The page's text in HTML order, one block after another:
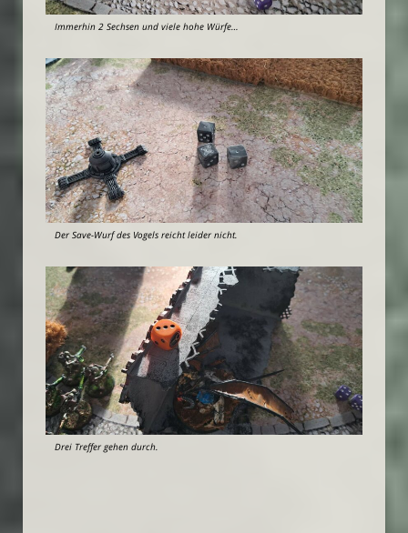
Immerhin 2 Sechsen und viele hohe Würfe…
Der Save-Wurf des Vogels reicht leider nicht.
Drei Treffer gehen durch.